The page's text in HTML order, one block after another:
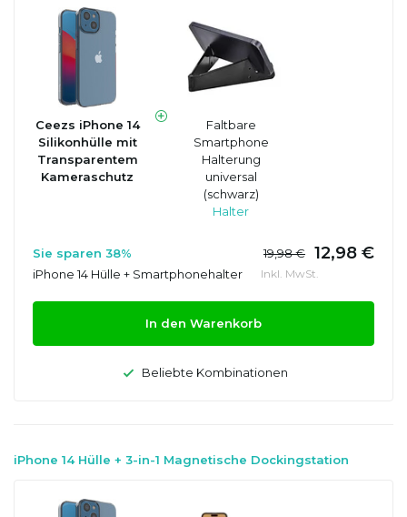
Ceezs iPhone 14
Silikonhülle mit
Transparentem
Kameraschutz
Faltbare
Smartphone
Halterung
universal
(schwarz)
Halter
Sie sparen 38% 19,98 € 12,98 €
iPhone 14 Hülle + Smartphonehalter Inkl. MwSt.
In den Warenkorb
Beliebte Kombinationen
iPhone 14 Hülle + 3-in-1 Magnetische Dockingstation